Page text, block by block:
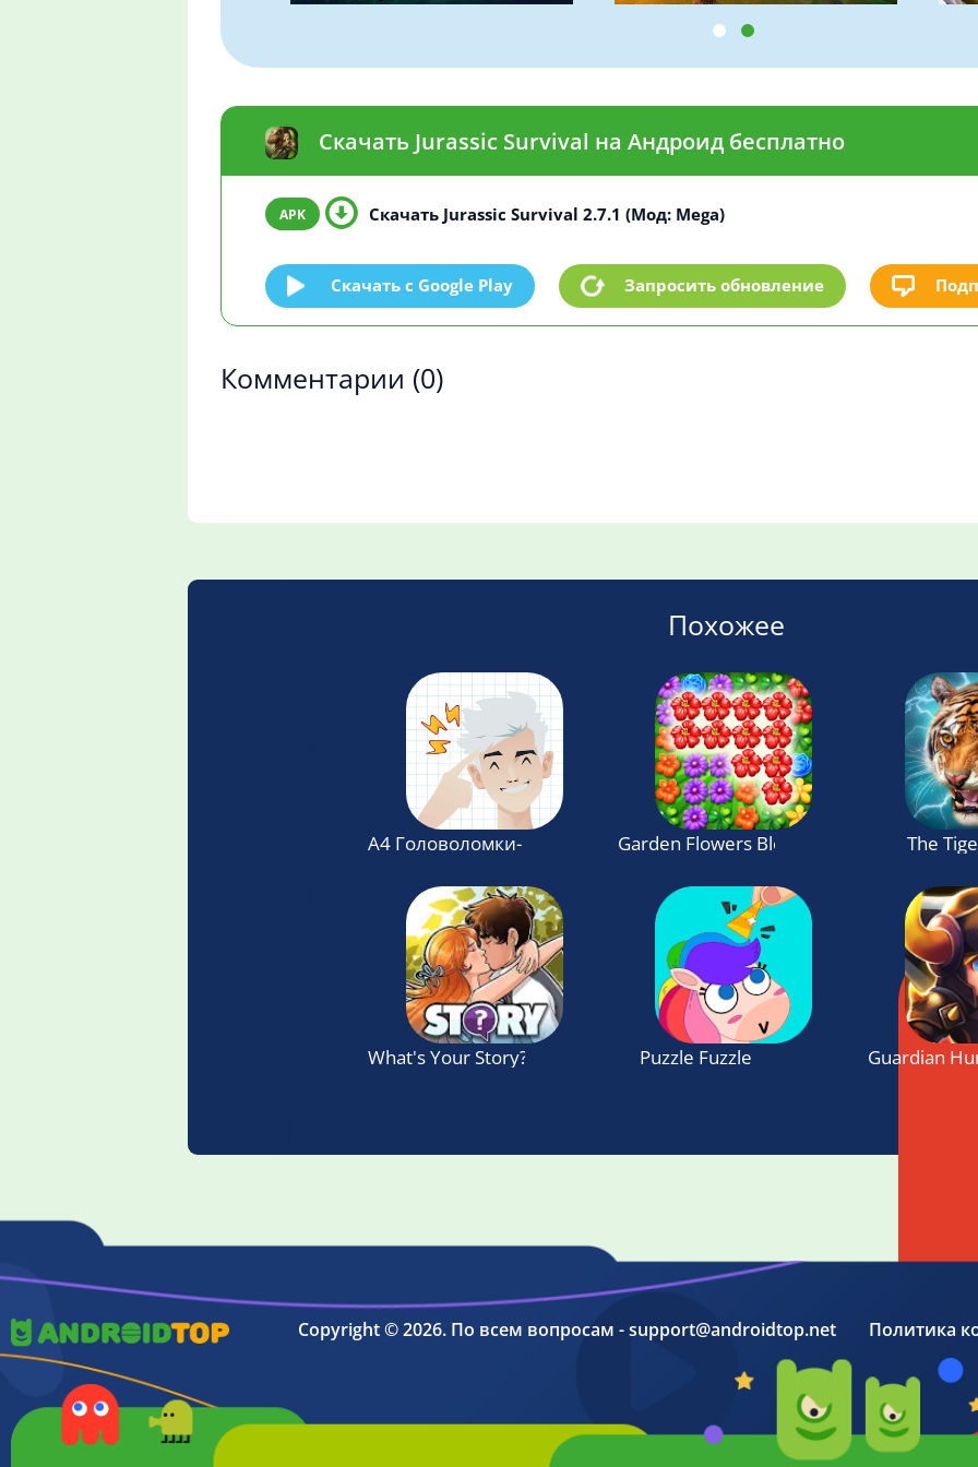
Скачать Jurassic Survival на Андроид бесплатно
Скачать Jurassic Survival 2.7.1 (Мод: Mega)
Скачать c Google Play Запросить обновление
Комментарии (0)
Похожее
А4 Головоломки- задачи на логикуGarden Flowers Blossom The
What's Your Story? Puzzle Fuzzle Guardian
Copyright © 2026. По всем вопросам - support@androidtop.net Политика